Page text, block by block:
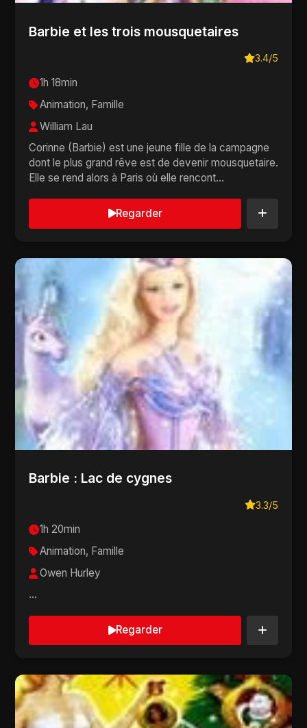
Barbie et les trois mousquetaires
3.4/5
1h 18min
Animation, Famille
William Lau
Corinne (Barbie) est une jeune fille de la campagne
dont le plus grand rêve est de devenir mousquetaire.
Elle se rend alors à Paris où elle rencont...
Regarder
Barbie : Lac de cygnes
3.3/5
1h 20min
Animation, Famille
Owen Hurley
...
Regarder